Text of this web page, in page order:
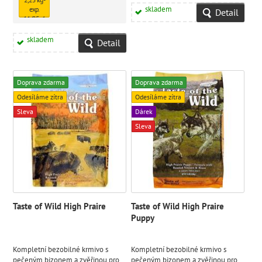
1831 Kč
exp.
11/25 - 1
skladem
skladem Detail
skladem Detail
Doprava zdarma
Odesíláme zítra
Sleva
Taste of Wild High Praire
Kompletní bezobilné krmivo s
pečeným bizonem a zvěřinou pro
Doprava zdarma
Odesíláme zítra
Dárek
Sleva
Taste of Wild High Praire
Puppy
Kompletní bezobilné krmivo s
pečeným bizonem a zvěřinou pro